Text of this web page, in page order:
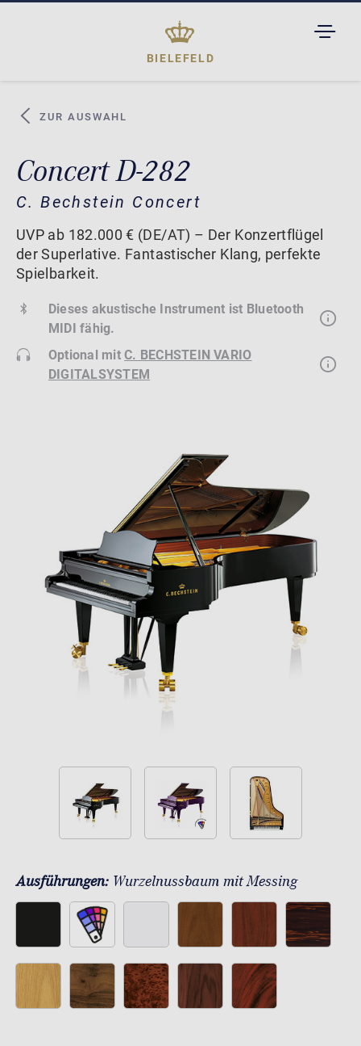
BIELEFELD
ZUR AUSWAHL
Concert D-282
C. Bechstein Concert
UVP ab 182.000 € (DE/AT) – Der Konzertflügel
der Superlative. Fantastischer Klang, perfekte
Spielbarkeit.
Dieses akustische Instrument ist Bluetooth
MIDI fähig.
Optional mitC. BECHSTEIN VARIO
DIGITALSYSTEM
Ausführungen: Wurzelnussbaum mit Messing